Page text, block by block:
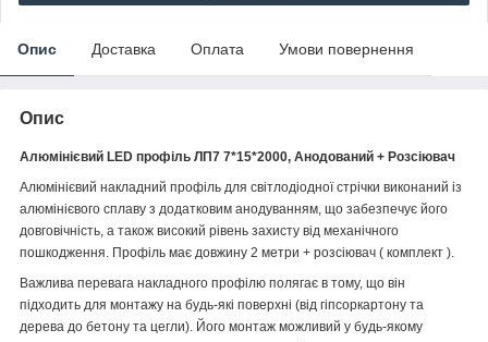
Опис Доставка Оплата Умови повернення
Опис
Алюмінієвий LED профіль ЛП7 7*15*2000, Анодований + Розсіювач
Алюмінієвий накладний профіль для світлодіодної стрічки виконаний із
алюмінієвого сплаву з додатковим анодуванням, що забезпечує його
довговічність, а також високий рівень захисту від механічного
пошкодження. Профіль має довжину 2 метри + розсіювач ( комплект ).
Важлива перевага накладного профілю полягає в тому, що він
підходить для монтажу на будь-які поверхні (від гіпсоркартону та
дерева до бетону та цегли). Його монтаж можливий у будь-якому